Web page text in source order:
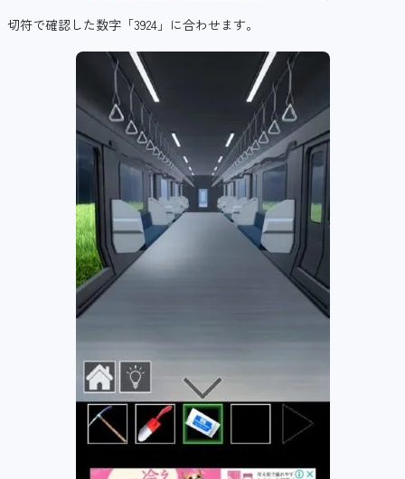
切符で確認した数字「3924」に合わせます。